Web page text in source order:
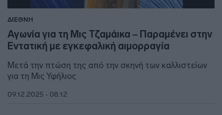
ΔΙΕΘΝΗ
Αγωνία για τη Μις Τζαμάικα – Παραμένει στην
Εντατική με εγκεφαλική αιμορραγία
Μετά την πτώση της από την σκηνή των καλλιστείων
για τη Μις Υφήλιος
09.12.2025 - 08:12